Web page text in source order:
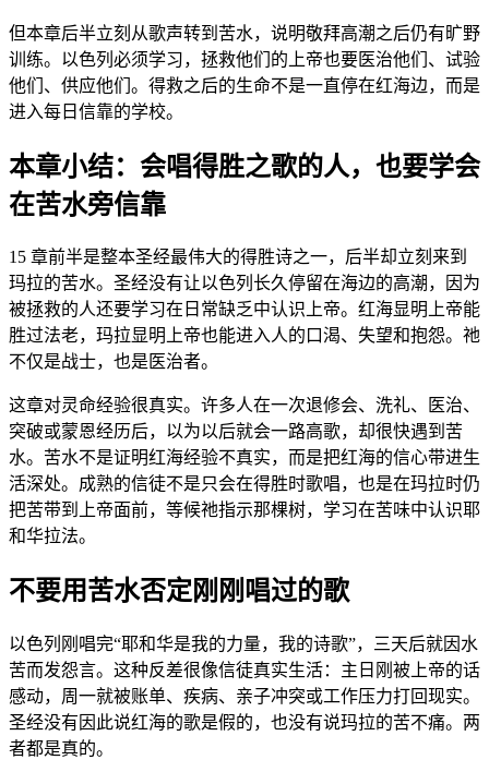
但本章后半立刻从歌声转到苦水，说明敬拜高潮之后仍有旷野
训练。以色列必须学习，拯救他们的上帝也要医治他们、试验
他们、供应他们。得救之后的生命不是一直停在红海边，而是
进入每日信靠的学校。
本章小结：会唱得胜之歌的人，也要学会
在苦水旁信靠
15 章前半是整本圣经最伟大的得胜诗之一，后半却立刻来到
玛拉的苦水。圣经没有让以色列长久停留在海边的高潮，因为
被拯救的人还要学习在日常缺乏中认识上帝。红海显明上帝能
胜过法老，玛拉显明上帝也能进入人的口渴、失望和抱怨。祂
不仅是战士，也是医治者。
这章对灵命经验很真实。许多人在一次退修会、洗礼、医治、
突破或蒙恩经历后，以为以后就会一路高歌，却很快遇到苦
水。苦水不是证明红海经验不真实，而是把红海的信心带进生
活深处。成熟的信徒不是只会在得胜时歌唱，也是在玛拉时仍
把苦带到上帝面前，等候祂指示那棵树，学习在苦味中认识耶
和华拉法。
不要用苦水否定刚刚唱过的歌
以色列刚唱完“耶和华是我的力量，我的诗歌”，三天后就因水
苦而发怨言。这种反差很像信徒真实生活：主日刚被上帝的话
感动，周一就被账单、疾病、亲子冲突或工作压力打回现实。
圣经没有因此说红海的歌是假的，也没有说玛拉的苦不痛。两
者都是真的。